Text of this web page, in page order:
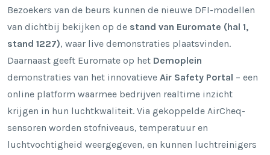
Bezoekers van de beurs kunnen de nieuwe DFI-modellen
van dichtbij bekijken op de stand van Euromate (hal 1,
stand 1227), waar live demonstraties plaatsvinden.
Daarnaast geeft Euromate op het Demoplein
demonstraties van het innovatieve Air Safety Portal – een
online platform waarmee bedrijven realtime inzicht
krijgen in hun luchtkwaliteit. Via gekoppelde AirCheq-
sensoren worden stofniveaus, temperatuur en
luchtvochtigheid weergegeven, en kunnen luchtreinigers